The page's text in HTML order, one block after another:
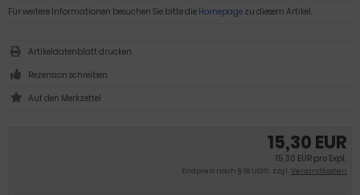
15,30 EUR
15,30 EUR pro Expl.
Endpreis nach § 19 UStG. zzgl. Versandkosten
Für weitere Informationen besuchen Sie bitte die Homepage zu diesem Artikel.
Artikeldatenblatt drucken
Rezension schreiben